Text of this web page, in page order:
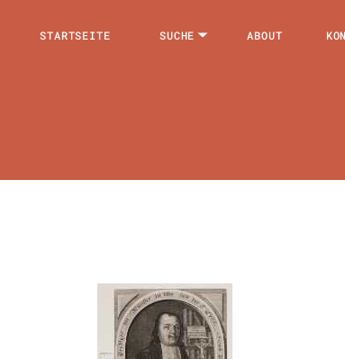
STARTSEITE SUCHE ABOUT